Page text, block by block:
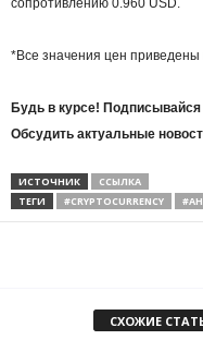
*Все значения цен
Будь в курсе! Подписывайся
Обсудить актуальные
ИСТОЧНИК
ССЫЛКА
ТЕГИ
#CRYPTOCURRENCY
СХОЖИЕ